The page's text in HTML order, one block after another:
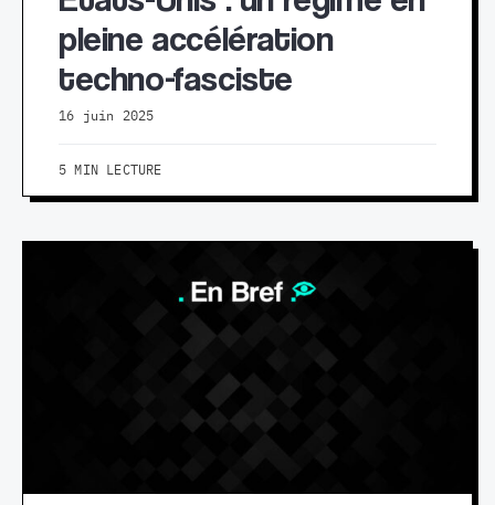
pleine accélération
techno-fasciste
16 juin 2025
5 MIN LECTURE